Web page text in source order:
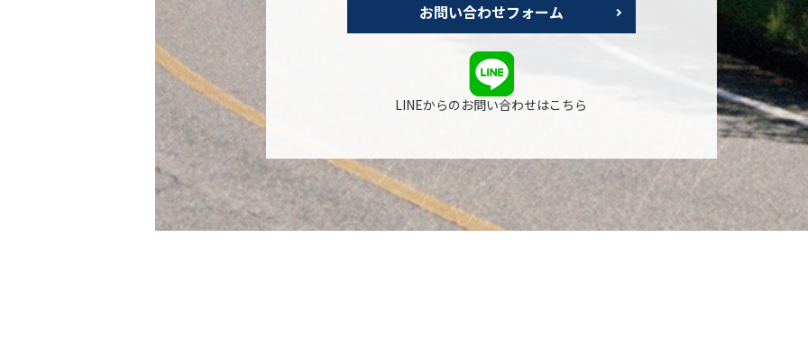
お問い合わせフォーム
LINEからのお問い合わせはこちら